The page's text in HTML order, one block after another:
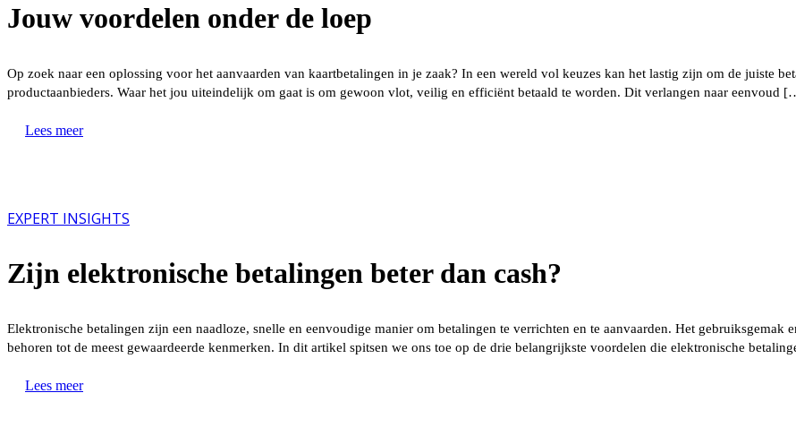
Jouw voordelen onder de loep
Op zoek naar een oplossing voor het aanvaarden van kaartbetalingen in je zaak? In een wereld vol keuzes kan het lastig zijn om de juiste
productaanbieders. Waar het jou uiteindelijk om gaat is om gewoon vlot, veilig en efficiënt betaald te worden. Dit verlangen naar eenvoud
Lees meer“Jouw
EXPERT INSIGHTS
Zijn elektronische betalingen beter dan cash?
Elektronische betalingen zijn een naadloze, snelle en eenvoudige manier om betalingen te verrichten en te aanvaarden. Het
behoren tot de meest gewaardeerde kenmerken. In dit artikel spitsen we ons toe op de drie belangrijkste voordelen die elektronische
Lees meer“Zijn